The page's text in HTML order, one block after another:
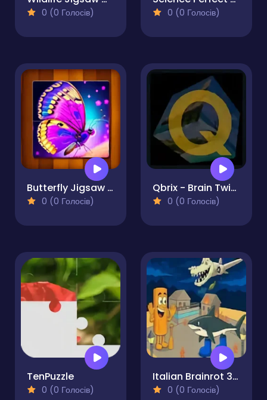
0 (0 Голосів) 0 (0 Голосів)
Butterfly Jigsaw Puzzle
0 (0 Голосів)
Qbrix - Brain Twister
0 (0 Голосів)
TenPuzzle
0 (0 Голосів)
Italian Brainrot 3D Puzzle
0 (0 Голосів)